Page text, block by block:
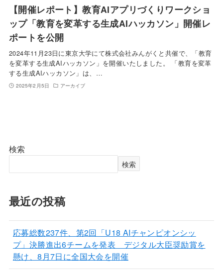
【開催レポート】教育AIアプリづくりワークショ
ップ「教育を変革する生成AIハッカソン」開催レ
ポートを公開
2024年11月23日に東京大学にて株式会社みんがくと共催で、「教育
を変革する生成AIハッカソン」を開催いたしました。 「教育を変革
する生成AIハッカソン」は、…
2025年2月5日 アーカイブ
検索
検索
最近の投稿
応募総数237件、第2回「U18 AIチャンピオンシッ
プ」決勝進出6チームを発表 デジタル大臣奨励賞を
懸け、8月7日に全国大会を開催